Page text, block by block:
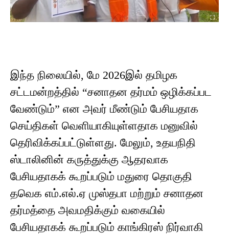
இந்த நிலையில், மே 2026இல் தமிழக
சட்டமன்றத்தில் “சனாதன தர்மம் ஒழிக்கப்பட
வேண்டும்” என அவர் மீண்டும் பேசியதாக
செய்திகள் வெளியாகியுள்ளதாக மனுவில்
தெரிவிக்கப்பட்டுள்ளது. மேலும், உதயநிதி
ஸ்டாலினின் கருத்துக்கு ஆதரவாக
பேசியதாகக் கூறப்படும் மதுரை தொகுதி
தவெக எம்.எல்.ஏ முஸ்தபா மற்றும் சனாதன
தர்மத்தை அவமதிக்கும் வகையில்
பேசியதாகக் கூறப்படும் காங்கிரஸ் நிர்வாகி